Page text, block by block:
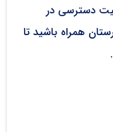
دسترسی در
همراه باشید تا